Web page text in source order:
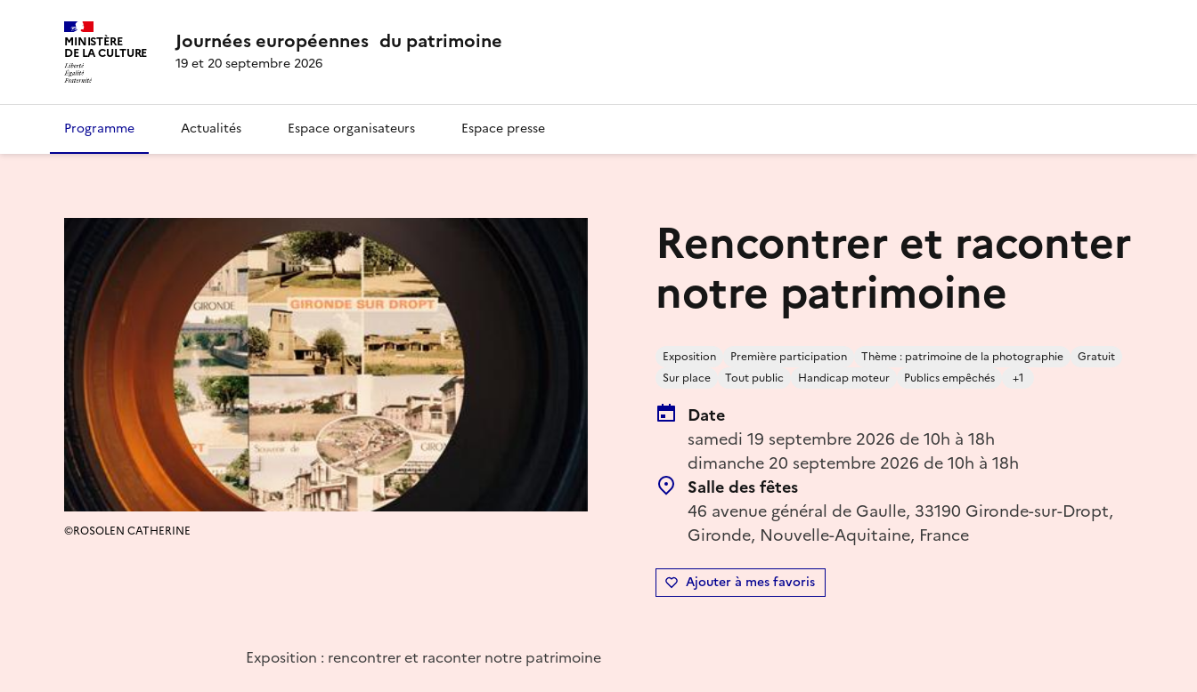
MINISTÈRE
DE LA CULTURE Journées européennes du patrimoine
19 et 20 septembre 2026
Programme Actualités Espace organisateurs Espace presse
Rencontrer et raconter
notre patrimoine
Exposition Première participation Thème : patrimoine de la photographie
Gratuit
Sur place
Tout public Handicap moteur Publics empêchés +1
Date
samedi 19 septembre 2026 de 10h à 18h
dimanche 20 septembre 2026 de 10h à 18h
Salle des fêtes
46 avenue général de Gaulle, 33190 Gironde-sur-Dropt,
Gironde, Nouvelle-Aquitaine, France
Ajouter à mes favoris
©ROSOLEN CATHERINE
Exposition : rencontrer et raconter notre patrimoine